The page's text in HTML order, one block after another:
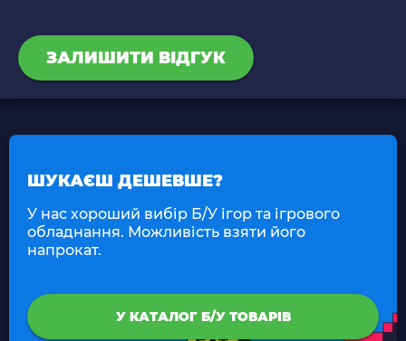
ЗАЛИШИТИ ВІДГУК
ШУКАЄШ ДЕШЕВШЕ?
У нас хороший вибір Б/У ігор та ігрового
обладнання. Можливість взяти його
напрокат.
У КАТАЛОГ Б/У ТОВАРІВ